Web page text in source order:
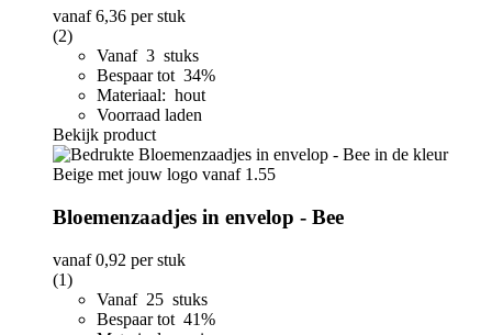
vanaf6,36 per stuk
(2)
Vanaf 3 stuks
Bespaar tot 34%
Materiaal: hout
Voorraad laden
Bekijk product
Bloemenzaadjes in envelop - Bee
vanaf0,92 per stuk
(1)
Vanaf 25 stuks
Bespaar tot 41%